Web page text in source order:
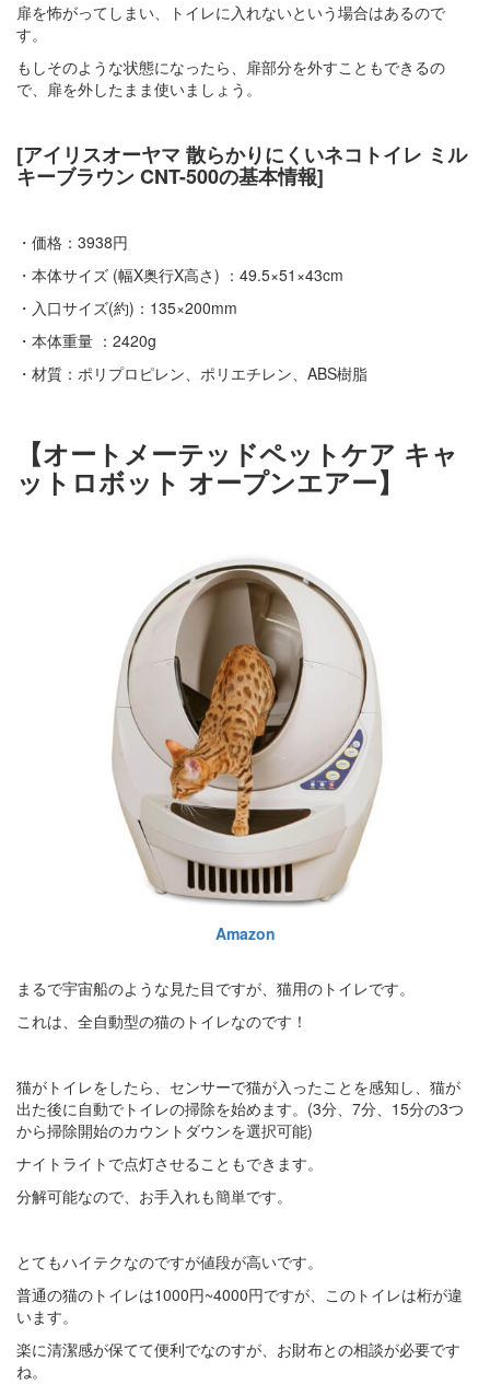
扉を怖がってしまい、トイレに入れないという場合はあるので
す。
もしそのような状態になったら、扉部分を外すこともできるの
で、扉を外したまま使いましょう。
[アイリスオーヤマ 散らかりにくいネコトイレ ミル
キーブラウン CNT-500の基本情報]
・価格：3938円
・本体サイズ (幅X奥行X高さ) ：49.5×51×43cm
・入口サイズ(約)：135×200mm
・本体重量 ：2420g
・材質：ポリプロピレン、ポリエチレン、ABS樹脂
【オートメーテッドペットケア キャ
ットロボット オープンエアー】
Amazon
まるで宇宙船のような見た目ですが、猫用のトイレです。
これは、全自動型の猫のトイレなのです！
猫がトイレをしたら、センサーで猫が入ったことを感知し、猫が
出た後に自動でトイレの掃除を始めます。(3分、7分、15分の3つ
から掃除開始のカウントダウンを選択可能)
ナイトライトで点灯させることもできます。
分解可能なので、お手入れも簡単です。
とてもハイテクなのですが値段が高いです。
普通の猫のトイレは1000円~4000円ですが、このトイレは桁が違
います。
楽に清潔感が保てて便利でなのすが、お財布との相談が必要です
ね。